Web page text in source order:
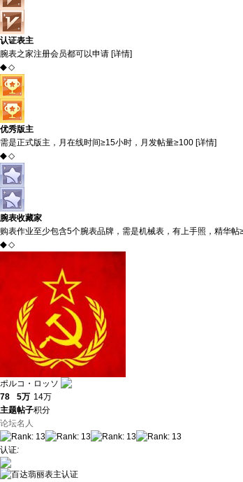
认证表主
腕表之家注册会员都可以申请 [详情]
◆ ◇
优秀版主
需是正式版主，月在线时间≥15小时，月发帖量≥100 [详情]
◆ ◇
腕表收藏家
购表作业至少包含5个腕表品牌，需是机械表，有上手照，精华帖
◆ ◇
ポルコ・ロッソ
78
主题
5万
帖子
14万
积分
论坛名人
认证: